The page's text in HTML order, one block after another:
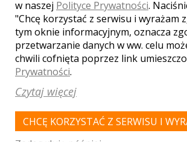
Nie ma jeszcze zapisanych sal weselnych w
Dybawka
WOJEWÓDZTWO
ZOBACZ LISTĘ SAL
MIAST:
w naszej Polityce Prywatności.
"Chcę korzystać z serwisu i wyrażam
tym oknie informacyjnym, oznacza
przetwarzanie danych w ww. celu
chwili cofnięta poprzez link
Prywatności.
Czytaj więcej
CHCĘ KORZYSTAĆ Z SERWISU I